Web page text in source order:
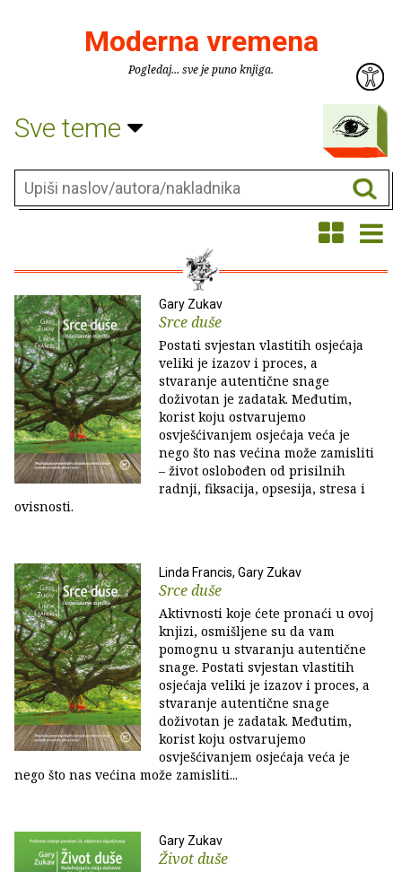
Moderna vremena
Pogledaj... sve je puno knjiga.
Sve teme
Gary Zukav
Srce duše
Postati svjestan vlastitih osjećaja
veliki je izazov i proces, a
stvaranje autentične snage
doživotan je zadatak. Međutim,
korist koju ostvarujemo
osvješćivanjem osjećaja veća je
nego što nas većina može zamisliti
– život oslobođen od prisilnih
radnji, fiksacija, opsesija, stresa i
ovisnosti.
Linda Francis, Gary Zukav
Srce duše
Aktivnosti koje ćete pronaći u ovoj
knjizi, osmišljene su da vam
pomognu u stvaranju autentične
snage. Postati svjestan vlastitih
osjećaja veliki je izazov i proces, a
stvaranje autentične snage
doživotan je zadatak. Međutim,
korist koju ostvarujemo
osvješćivanjem osjećaja veća je
nego što nas većina može zamisliti...
Gary Zukav
Život duše